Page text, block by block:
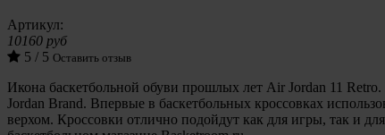
Артикул:
10160 руб
5 / 5 Оставить отзыв
Икона баскетбольной обуви прошлых лет Air Jordan 11
Jordan Brand. Впервые в баскетбольных кроссовках
верхом. Кроссовки отлично подойдут как для игры, так и